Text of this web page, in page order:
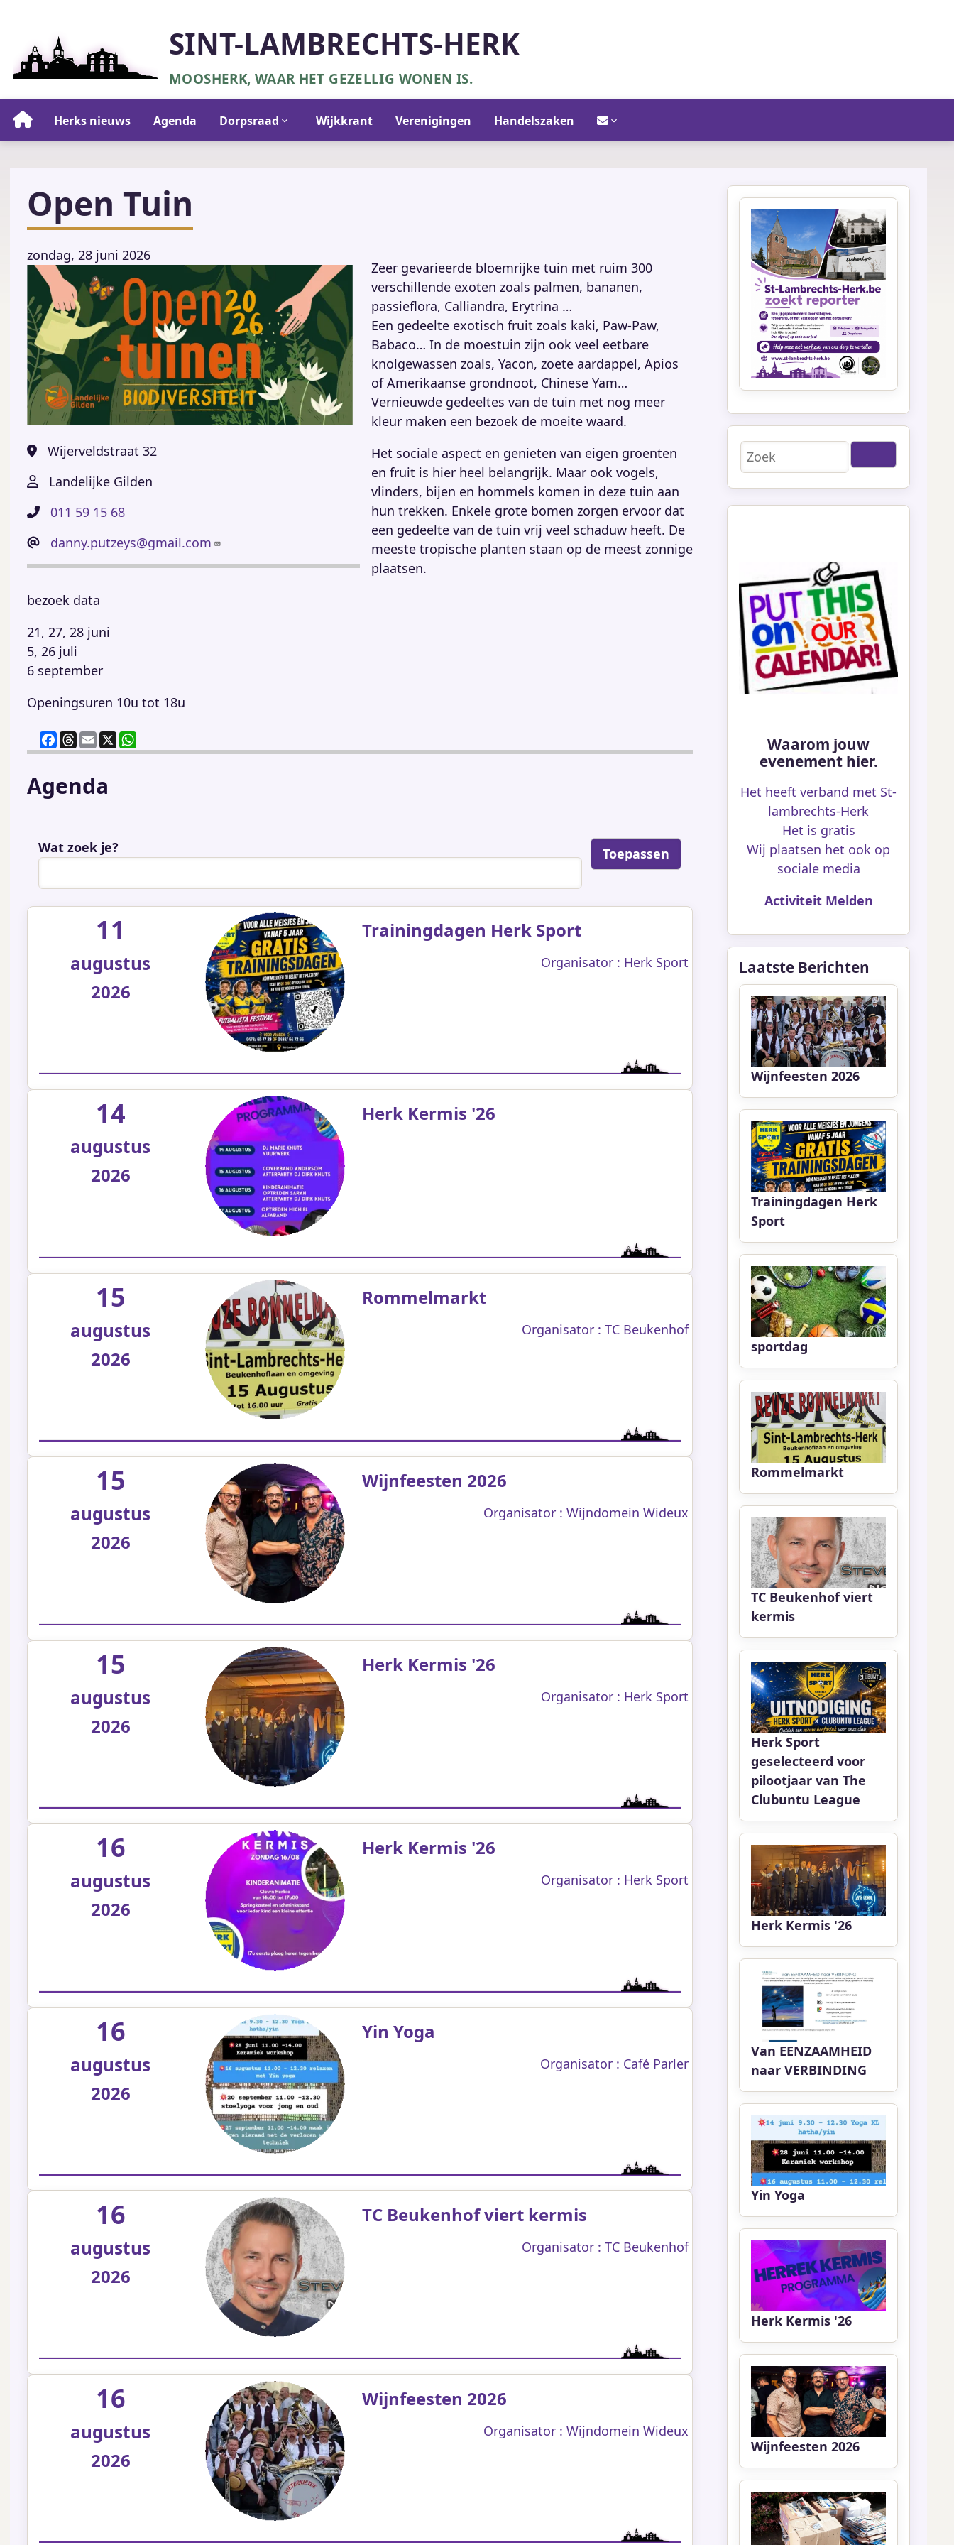
gaan
SINT-LAMBRECHTS-HERK
MOOSHERK, WAAR HET GEZELLIG WONEN IS.
Hoofdnavigatie
Herks nieuws Agenda Dorpsraad Wijkkrant Verenigingen HandelszakenContact/info/agenda
Open Tuin
zondag, 28 juni 2026
Wijerveldstraat 32
Landelijke Gilden
011 59 15 68
danny.putzeys@gmail.com
Zeer gevarieerde bloemrijke tuin met ruim 300
verschillende exoten zoals palmen, bananen,
passieflora, Calliandra, Erytrina …
Een gedeelte exotisch fruit zoals kaki, Paw-Paw,
Babaco… In de moestuin zijn ook veel eetbare
knolgewassen zoals, Yacon, zoete aardappel, Apios
of Amerikaanse grondnoot, Chinese Yam…
Vernieuwde gedeeltes van de tuin met nog meer
kleur maken een bezoek de moeite waard.
Het sociale aspect en genieten van eigen groenten
en fruit is hier heel belangrijk. Maar ook vogels,
vlinders, bijen en hommels komen in deze tuin aan
hun trekken. Enkele grote bomen zorgen ervoor dat
een gedeelte van de tuin vrij veel schaduw heeft. De
meeste tropische planten staan op de meest zonnige
plaatsen.
bezoek data
21, 27, 28 juni
5, 26 juli
6 september
Openingsuren 10u tot 18u
F
a
e
o
k
T
h
a
E
m
l
X
h
Agenda
Wat zoek je?
11
augustus
2026
Trainingdagen Herk Sport
Organisator : Herk Sport
14
augustus
2026
Herk Kermis '26
15
augustus
2026
Rommelmarkt
Organisator : TC Beukenhof
15
augustus
2026
Wijnfeesten 2026
Organisator : Wijndomein Wideux
15
augustus
2026
Herk Kermis '26
Organisator : Herk Sport
16
augustus
2026
Herk Kermis '26
Organisator : Herk Sport
16
augustus
2026
Yin Yoga
Organisator : Café Parler
16
augustus
2026
TC Beukenhof viert kermis
Organisator : TC Beukenhof
16
augustus
2026
Wijnfeesten 2026
Organisator : Wijndomein Wideux
Zoeken
Waarom jouw
evenement hier.
Het heeft verband met St-
lambrechts-Herk
Het is gratis
Wij plaatsen het ook op
sociale media
Activiteit Melden
Laatste Berichten
Wijnfeesten 2026
Trainingdagen Herk
Sport
sportdag
Rommelmarkt
TC Beukenhof viert
kermis
Herk Sport
geselecteerd voor
pilootjaar van The
Clubuntu League
Herk Kermis '26
Van EENZAAMHEID
naar VERBINDING
Yin Yoga
Herk Kermis '26
Wijnfeesten 2026